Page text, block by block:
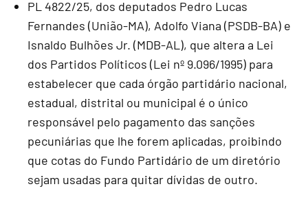
PL 4822/25, dos deputados Pedro Lucas
Fernandes (União-MA), Adolfo Viana (PSDB-BA) e
Isnaldo Bulhões Jr. (MDB-AL), que altera a Lei
dos Partidos Políticos (Lei nº 9.096/1995) para
estabelecer que cada órgão partidário nacional,
estadual, distrital ou municipal é o único
responsável pelo pagamento das sanções
pecuniárias que lhe forem aplicadas, proibindo
que cotas do Fundo Partidário de um diretório
sejam usadas para quitar dívidas de outro.